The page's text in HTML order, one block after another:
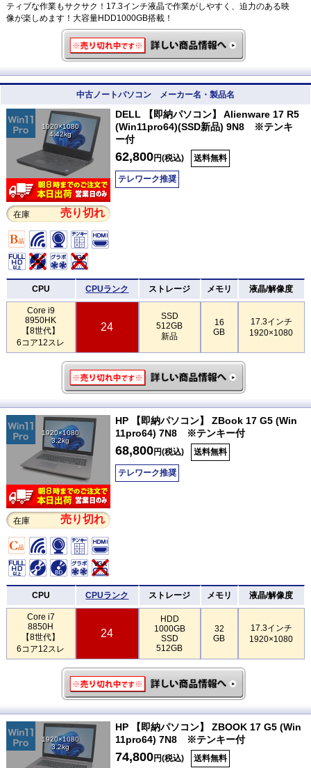
ティブな作業もサクサク！17.3インチ液晶で作業がしやすく、迫力のある映
像が楽しめます！大容量HDD1000GB搭載！
中古ノートパソコン メーカー名・製品名
1920×1080
4.42kg
在庫 売り切れ
DELL 【即納パソコン】 Alienware 17 R5
(Win11pro64)(SSD新品) 9N8 ※テンキ
ー付
62,800円(税込) 送料無料
テレワーク推奨
CPU CPUランク ストレージ メモリ 液晶/解像度
Core i9
8950HK
【8世代】
6コア12スレ
24
SSD
512GB
新品
16
GB
17.3インチ
1920×1080
1920×1080
3.2kg
在庫 売り切れ
HP 【即納パソコン】 ZBook 17 G5 (Win
11pro64) 7N8 ※テンキー付
68,800円(税込) 送料無料
テレワーク推奨
CPU CPUランク ストレージ メモリ 液晶/解像度
Core i7
8850H
【8世代】
6コア12スレ
24
HDD
1000GB
SSD
512GB
32
GB
17.3インチ
1920×1080
1920×1080
3.2kg
HP 【即納パソコン】 ZBOOK 17 G5 (Win
11pro64) 7N8 ※テンキー付
74,800円(税込) 送料無料